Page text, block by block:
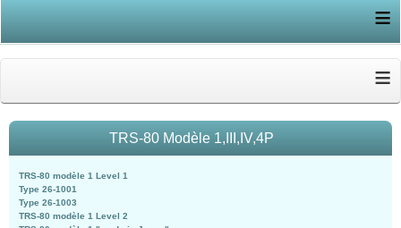
≡
≡
TRS-80 Modèle 1,III,IV,4P
TRS-80 modèle 1 Level 1
Type 26-1001
Type 26-1003
TRS-80 modèle 1 Level 2